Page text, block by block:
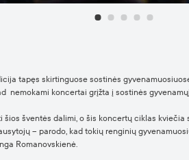
tapęs skirtinguose sostinės
nemokami koncertai grįžta į sostinės
šventės dalimi, o šis koncertų ciklas
– parodo, kad tokių renginių
Romanovskienė.